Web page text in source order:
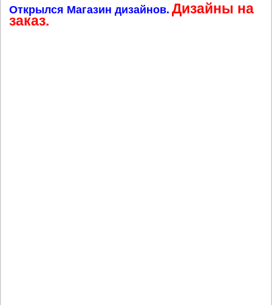
Открылся Магазин дизайнов. Дизайны на
заказ.